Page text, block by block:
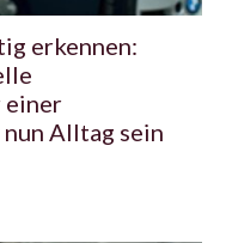
erkennen:
einer
Alltag sein